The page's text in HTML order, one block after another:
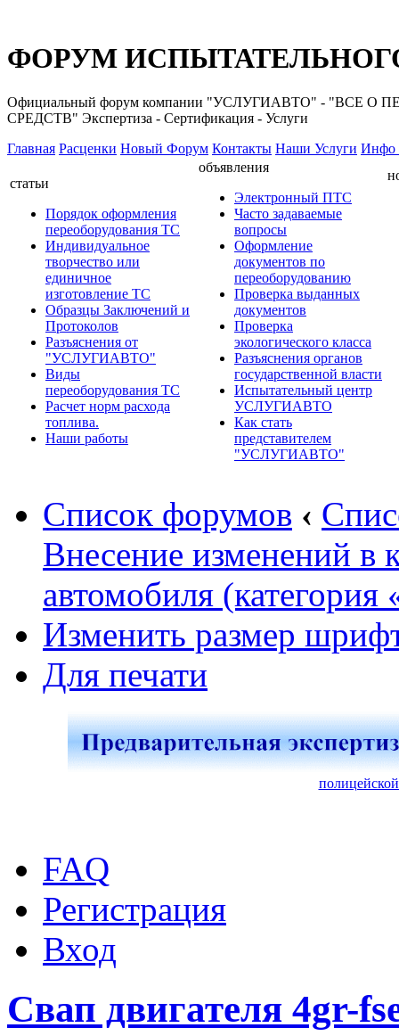
ФОРУМ
Официальный форум компании "УСЛУГИАВТО" -
СРЕДСТВ" Экспертиза - Сертификация - Услуги
Главная Расценки Новый Форум Контакты Наши Услуги Инфо
статьи
Порядок оформления
переоборудования ТС
Индивидуальное
творчество или
единичное
изготовление ТС
Образцы Заключений и
Протоколов
Разъяснения от
"УСЛУГИАВТО"
Виды
переоборудования ТС
Расчет норм расхода
топлива.
Наши работы
объявления
Электронный ПТС
Часто задаваемые
вопросы
Оформление
документов по
переоборудованию
Проверка выданных
документов
Проверка
экологического класса
Разъяснения органов
государственной власти
Испытательный центр
УСЛУГИАВТО
Как стать
представителем
"УСЛУГИАВТО"
Список форумов ‹
Внесение изменений в
автомобиля (категория
Изменить размер
Для печати
FAQ
Регистрация
Вход
Свап двигателя 4gr-